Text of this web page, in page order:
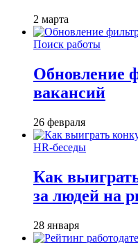
2 марта
Поиск работы
Обновление
вакансий
26 февраля
HR-беседы
Как
за людей на
28 января